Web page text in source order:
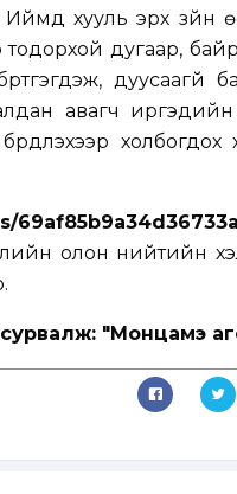
Иймд хууль эрх зүйн
тодорхой дугаар,
дуусаагүй
авагч
холбогдох
олон нийтийн
"Монцамэ